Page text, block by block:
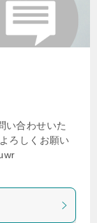
い合わせいた
ろしくお願い